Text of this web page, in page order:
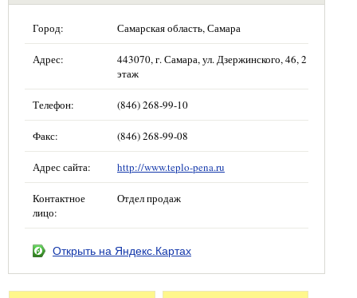
Город: Самарская область, Самара
Адрес:
443070, г. Самара, ул. Дзержинского, 46, 2
этаж
Телефон: (846) 268-99-10
Факс: (846) 268-99-08
Адрес сайта: http://www.teplo-pena.ru
Контактное
лицо:
Отдел продаж
Открыть на Яндекс.Картах